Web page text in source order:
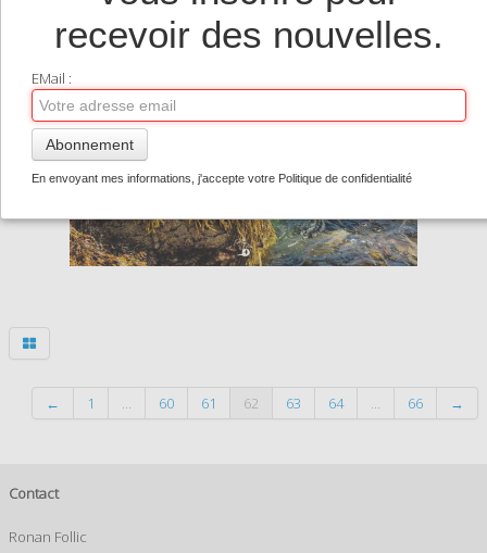
TIRAGES SUPPORTS HAUT DE GAMME
CONTACT
0
← 1 ... 60 61 62 63 64 ... 66 →
Contact
Ronan Follic
recevoir des nouvelles.
EMail :
Abonnement
En envoyant mes informations, j'accepte votre Politique de confidentialité